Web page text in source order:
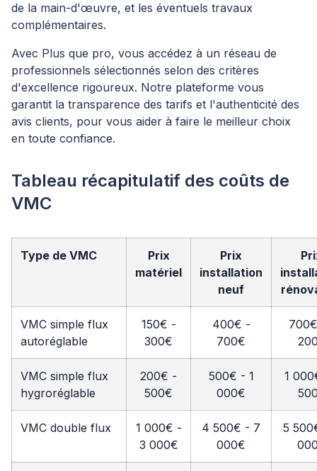
de la main-d'œuvre, et les éventuels travaux
complémentaires.
Avec Plus que pro, vous accédez à un réseau de
professionnels sélectionnés selon des critères
d'excellence rigoureux. Notre plateforme vous
garantit la transparence des tarifs et l'authenticité des
avis clients, pour vous aider à faire le meilleur choix
en toute confiance.
Tableau récapitulatif des coûts de
VMC
Type de VMC
Prix
matériel
Prix
installation
neuf
VMC simple flux
autoréglable
150€ -
300€
400€ -
700€
VMC simple flux
hygroréglable
200€ -
500€
500€ - 1
000€
1
VMC double flux
1 000€ -
3 000€
4 500€ - 7
000€
5